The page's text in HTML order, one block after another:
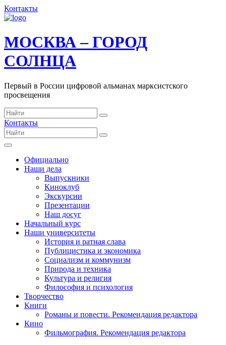
Контакты
МОСКВА – ГОРОД
СОЛНЦА
Первый в России цифровой альманах марксистского
просвещения
Контакты
Официально
Наши дела
Выпускники
Киноклуб
Экскурсии
Презентации
Наш досуг
Начальный курс
Наши университеты
История и ратная слава
Публицистика и экономика
Социализм и коммунизм
Природа и техника
Культура и религия
Философия и психология
Творчество
Книги
Романы и повести. Рекомендация редактора
Кино
Фильмография. Рекомендация редактора